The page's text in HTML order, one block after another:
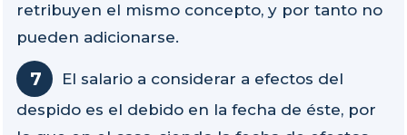
retribuyen el mismo concepto, y por tanto no
pueden adicionarse.
El salario a considerar a efectos del
despido es el debido en la fecha de éste, por